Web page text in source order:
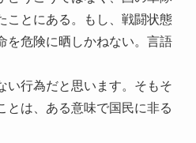
ことにある。もし、戦闘状態
を危険に晒しかねない。言語
い行為だと思います。そもそ
とは、ある意味で国民に非る